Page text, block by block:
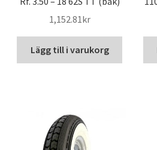
1,152.81kr
Lägg till i varukorg